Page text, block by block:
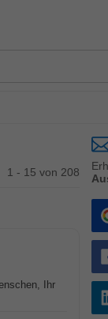
1 - 15 von 208
Ihr